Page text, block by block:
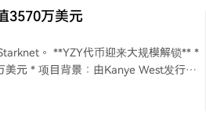
有望提升生产效率和良率，并降低成
合等方面，尚需漫长的工程化验证。
一代光刻，提供一种高亮度、可调谐的
3570万美元
大规模解锁** *